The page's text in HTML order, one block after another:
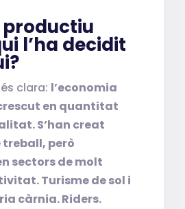
productiu
l’ha decidit
clara: l’economia
en quantitat
S’han creat
treball, però
sectors de molt
Turisme de sol i
càrnia. Riders.